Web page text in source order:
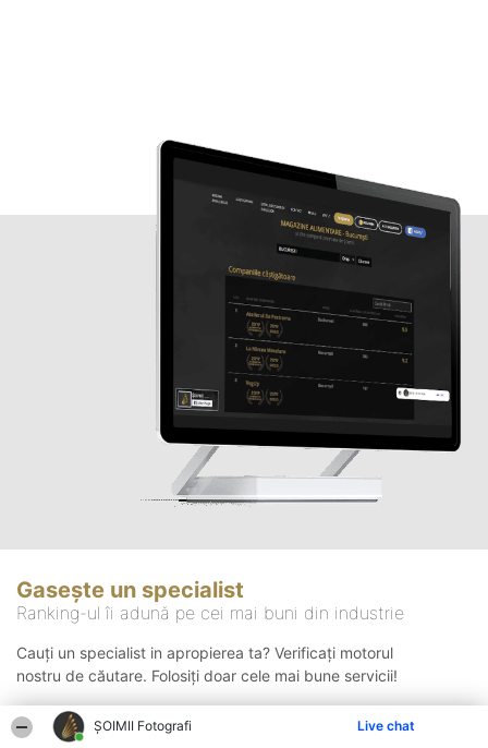
ȘOIMII Fotografi Live chat
Gasește un specialist
Ranking-ul îi adună pe cei mai buni din industrie
Cauți un specialist in apropierea ta? Verificați motorul
nostru de căutare. Folosiți doar cele mai bune servicii!